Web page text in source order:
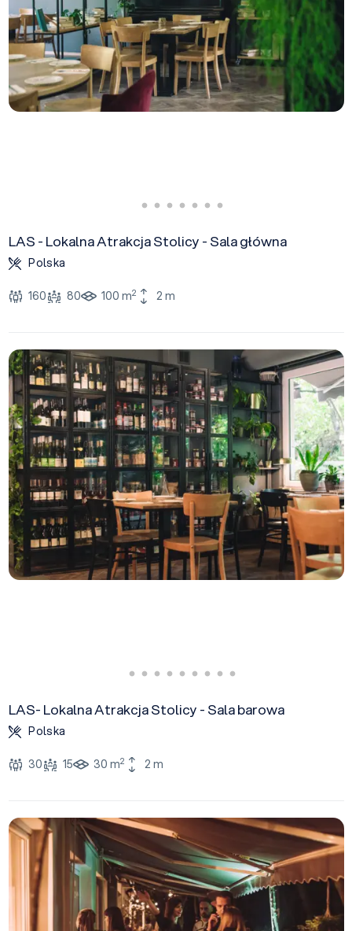
LAS - Lokalna Atrakcja Stolicy - Sala główna
Polska
160 80 100 m2 2 m
LAS- Lokalna Atrakcja Stolicy - Sala barowa
Polska
30 15 30 m2 2 m